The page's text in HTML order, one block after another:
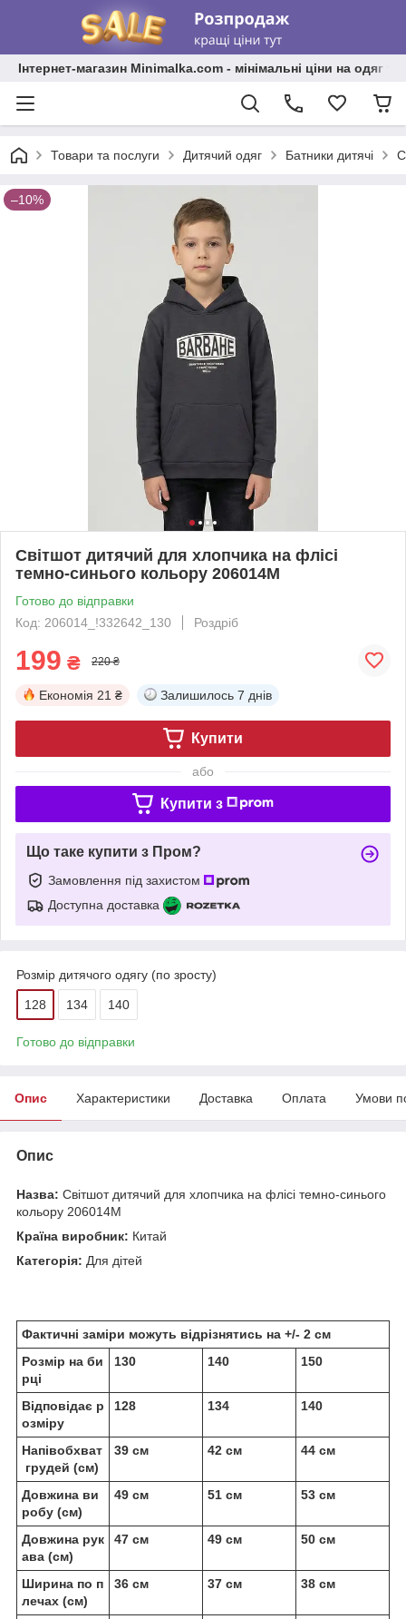
Інтернет-магазин Minimalka.com - мінімальні ціни на одяг
Товари та послуги Дитячий одяг Батники дитячі
–10%
Світшот дитячий для хлопчика на флісі
темно-синього кольору 206014M
Готово до відправки
Код: 206014_!332642_130
Роздріб
199 ₴ 220 ₴
Економія 21 ₴ Залишилось 7 днів
Купити
або
Купити з
Що таке купити з Пром?
Замовлення під захистом
Доступна доставка
Розмір дитячого одягу (по зросту)
128 134 140
Готово до відправки
Опис Характеристики Доставка Оплата Умови
Опис
Назва: Світшот дитячий для хлопчика на флісі темно-синього
кольору 206014M
Країна виробник: Китай
Категорія: Для дітей
Фактичні заміри можуть відрізнятись на +/- 2 см
Розмір на би
рці
130 140 150
Відповідає р
озміру
128 134 140
Напівобхват
грудей (см)
39 см 42 см 44 см
Довжина ви
робу (см)
49 см 51 см 53 см
Довжина рук
ава (см)
47 см 49 см 50 см
Ширина по п
лечах (см)
36 см 37 см 38 см